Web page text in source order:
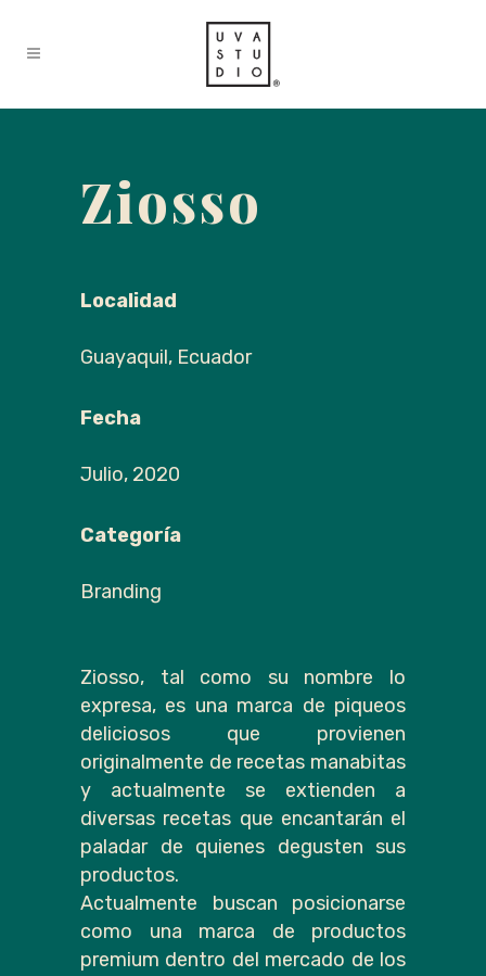
Ziosso
Localidad
Guayaquil, Ecuador
Fecha
Julio, 2020
Categoría
Branding
Ziosso, tal como su nombre lo
expresa, es una marca de piqueos
deliciosos que provienen
originalmente de recetas manabitas
y actualmente se extienden a
diversas recetas que encantarán el
paladar de quienes degusten sus
productos.
Actualmente buscan posicionarse
como una marca de productos
premium dentro del mercado de los